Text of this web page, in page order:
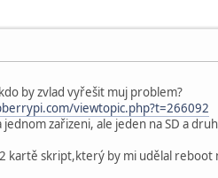
by zvlad vyřešit muj problem?
viewtopic.php?t=266092
zařizeni, ale jeden na SD a
kartě skript,který by mi udělal reboot